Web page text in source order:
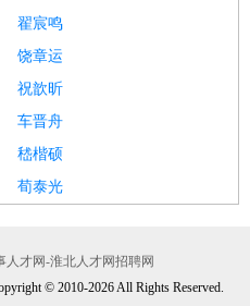
翟宸鸣
饶章运
祝歆昕
车晋舟
嵇楷硕
荀泰光
才网-淮北人才网招聘网
© 2010-2026 All Rights Reserved.